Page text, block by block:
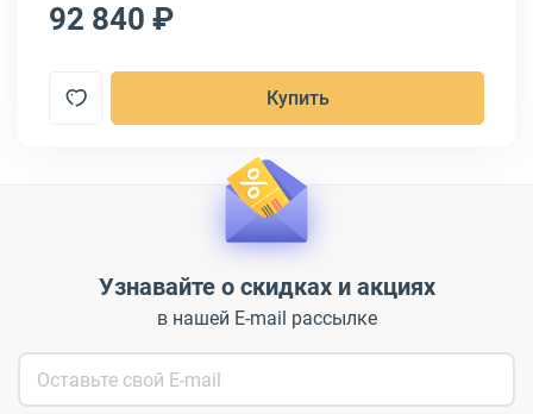
92 840 ₽
Купить
Узнавайте о скидках и акциях
в нашей E-mail рассылке